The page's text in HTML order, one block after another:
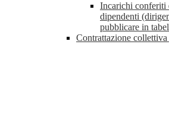
Incarichi conferiti
dipendenti
pubblicare in
Contrattazione collettiva